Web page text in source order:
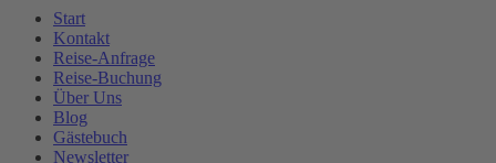
Start
Kontakt
Reise-Anfrage
Reise-Buchung
Über Uns
Blog
Gästebuch
Newsletter